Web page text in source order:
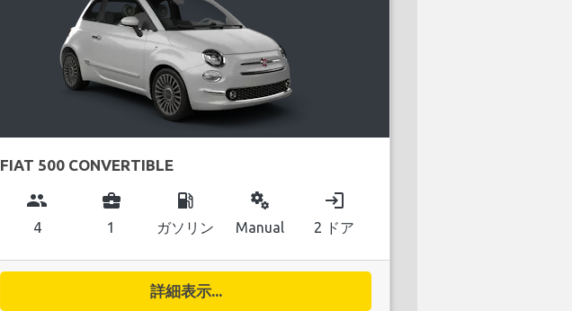
FIAT 500 CONVERTIBLE
group
4
business_center
1
local_gas_station
ガソリン
miscellaneous_services
Manual
login
2 ドア
詳細表示...